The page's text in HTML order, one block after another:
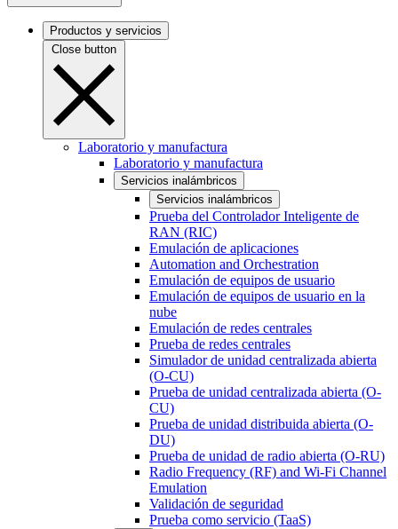
Productos y servicios
Close button
Laboratorio y manufactura
Laboratorio y manufactura
Servicios inalámbricos
Servicios inalámbricos
Prueba del Controlador Inteligente de
RAN (RIC)
Emulación de aplicaciones
Automation and Orchestration
Emulación de equipos de usuario
Emulación de equipos de usuario en la
nube
Emulación de redes centrales
Prueba de redes centrales
Simulador de unidad centralizada abierta
(O-CU)
Prueba de unidad centralizada abierta (O-
CU)
Prueba de unidad distribuida abierta (O-
DU)
Prueba de unidad de radio abierta (O-RU)
Radio Frequency (RF) and Wi-Fi Channel
Emulation
Validación de seguridad
Prueba como servicio (TaaS)